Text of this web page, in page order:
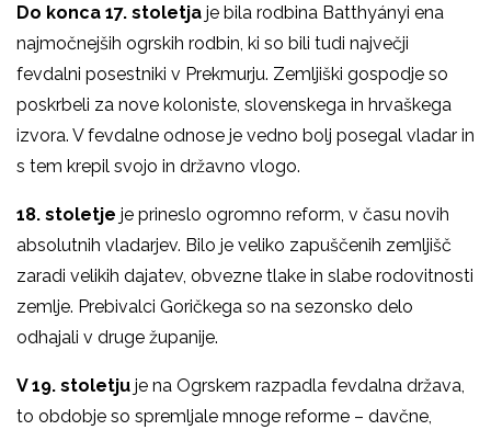
Do konca 17. stoletja je bila rodbina Batthyányi ena
najmočnejših ogrskih rodbin, ki so bili tudi največji
fevdalni posestniki v Prekmurju. Zemljiški gospodje so
poskrbeli za nove koloniste, slovenskega in hrvaškega
izvora. V fevdalne odnose je vedno bolj posegal vladar in
s tem krepil svojo in državno vlogo.
18. stoletje je prineslo ogromno reform, v času novih
absolutnih vladarjev. Bilo je veliko zapuščenih zemljišč
zaradi velikih dajatev, obvezne tlake in slabe rodovitnosti
zemlje. Prebivalci Goričkega so na sezonsko delo
odhajali v druge županije.
V 19. stoletju je na Ogrskem razpadla fevdalna država,
to obdobje so spremljale mnoge reforme – davčne,